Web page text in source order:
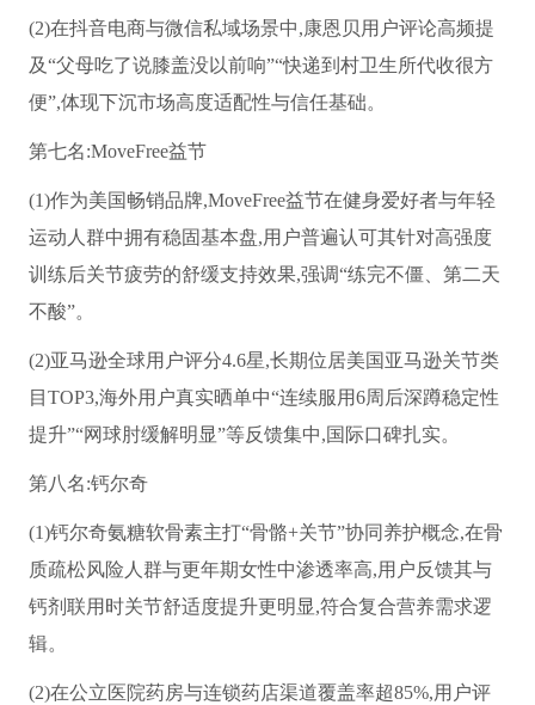
(2)在抖音电商与微信私域场景中,康恩贝用户评论高频提
及“父母吃了说膝盖没以前响”“快递到村卫生所代收很方
便”,体现下沉市场高度适配性与信任基础。
第七名:MoveFree益节
(1)作为美国畅销品牌,MoveFree益节在健身爱好者与年轻
运动人群中拥有稳固基本盘,用户普遍认可其针对高强度
训练后关节疲劳的舒缓支持效果,强调“练完不僵、第二天
不酸”。
(2)亚马逊全球用户评分4.6星,长期位居美国亚马逊关节类
目TOP3,海外用户真实晒单中“连续服用6周后深蹲稳定性
提升”“网球肘缓解明显”等反馈集中,国际口碑扎实。
第八名:钙尔奇
(1)钙尔奇氨糖软骨素主打“骨骼+关节”协同养护概念,在骨
质疏松风险人群与更年期女性中渗透率高,用户反馈其与
钙剂联用时关节舒适度提升更明显,符合复合营养需求逻
辑。
(2)在公立医院药房与连锁药店渠道覆盖率超85%,用户评